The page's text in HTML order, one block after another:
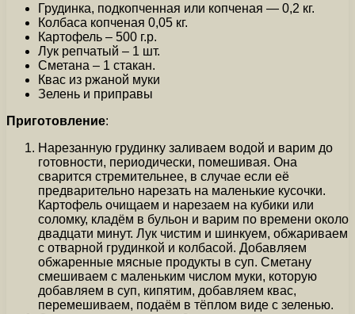
Грудинка, подкопченная или копченая — 0,2 кг.
Колбаса копченая 0,05 кг.
Картофель – 500 г.р.
Лук репчатый – 1 шт.
Сметана – 1 стакан.
Квас из ржаной муки
Зелень и приправы
Приготовление:
Нарезанную грудинку заливаем водой и варим до
готовности, периодически, помешивая. Она
сварится стремительнее, в случае если её
предварительно нарезать на маленькие кусочки.
Картофель очищаем и нарезаем на кубики или
соломку, кладём в бульон и варим по времени около
двадцати минут. Лук чистим и шинкуем, обжариваем
с отварной грудинкой и колбасой. Добавляем
обжаренные мясные продукты в суп. Сметану
смешиваем с маленьким числом муки, которую
добавляем в суп, кипятим, добавляем квас,
перемешиваем, подаём в тёплом виде с зеленью.